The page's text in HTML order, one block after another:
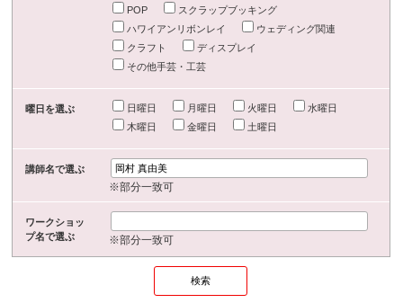
POP
スクラップブッキング
ハワイアンリボンレイ
ウェディング関連
クラフト
ディスプレイ
その他手芸・工芸
曜日を選ぶ 日曜日 月曜日 火曜日
水曜日
木曜日
金曜日 土曜日
講師名で選ぶ
※部分一致可
ワークショッ
プ名で選ぶ
※部分一致可